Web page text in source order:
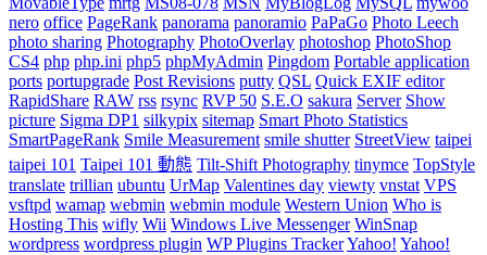
nero office PageRank panorama panoramio PaPaGo Photo Leech
photo sharing Photography PhotoOverlay photoshop PhotoShop
CS4 php php.ini php5 phpMyAdmin Pingdom Portable application
ports portupgrade Post Revisions putty QSL Quick EXIF editor
RapidShare RAW rss rsync RVP 50 S.E.O sakura Server Show
picture Sigma DP1 silkypix sitemap Smart Photo Statistics
SmartPageRank Smile Measurement smile shutter StreetView taipei
taipei 101 Taipei 101 動態 Tilt-Shift Photography tinymce TopStyle
translate trillian ubuntu UrMap Valentines day viewty vnstat VPS
vsftpd wamap webmin webmin module Western Union Who is
Hosting This wifly Wii Windows Live Messenger WinSnap
wordpress wordpress plugin WP Plugins TrackerYahoo! Yahoo!